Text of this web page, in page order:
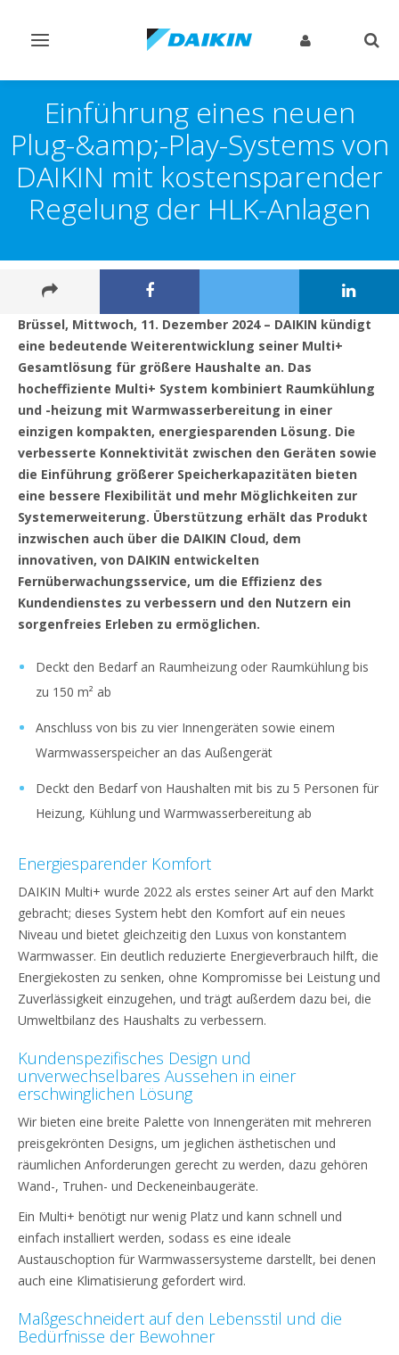
Navigation
Einführung eines neuen
Plug-&amp;-Play-Systems von
DAIKIN mit kostensparender
Regelung der HLK-Anlagen
Brüssel, Mittwoch, 11. Dezember 2024 – DAIKIN kündigt
eine bedeutende Weiterentwicklung seiner Multi+
Gesamtlösung für größere Haushalte an. Das
hocheffiziente Multi+ System kombiniert Raumkühlung
und -heizung mit Warmwasserbereitung in einer
einzigen kompakten, energiesparenden Lösung. Die
verbesserte Konnektivität zwischen den Geräten sowie
die Einführung größerer Speicherkapazitäten bieten
eine bessere Flexibilität und mehr Möglichkeiten zur
Systemerweiterung. Überstützung erhält das Produkt
inzwischen auch über die DAIKIN Cloud, dem
innovativen, von DAIKIN entwickelten
Fernüberwachungsservice, um die Effizienz des
Kundendienstes zu verbessern und den Nutzern ein
sorgenfreies Erleben zu ermöglichen.
Deckt den Bedarf an Raumheizung oder Raumkühlung bis
zu 150 m² ab
Anschluss von bis zu vier Innengeräten sowie einem
Warmwasserspeicher an das Außengerät
Deckt den Bedarf von Haushalten mit bis zu 5 Personen für
Heizung, Kühlung und Warmwasserbereitung ab
Energiesparender Komfort
DAIKIN Multi+ wurde 2022 als erstes seiner Art auf den Markt
gebracht; dieses System hebt den Komfort auf ein neues
Niveau und bietet gleichzeitig den Luxus von konstantem
Warmwasser. Ein deutlich reduzierte Energieverbrauch hilft, die
Energiekosten zu senken, ohne Kompromisse bei Leistung und
Zuverlässigkeit einzugehen, und trägt außerdem dazu bei, die
Umweltbilanz des Haushalts zu verbessern.
Kundenspezifisches Design und
unverwechselbares Aussehen in einer
erschwinglichen Lösung
Wir bieten eine breite Palette von Innengeräten mit mehreren
preisgekrönten Designs, um jeglichen ästhetischen und
räumlichen Anforderungen gerecht zu werden, dazu gehören
Wand-, Truhen- und Deckeneinbaugeräte.
Ein Multi+ benötigt nur wenig Platz und kann schnell und
einfach installiert werden, sodass es eine ideale
Austauschoption für Warmwassersysteme darstellt, bei denen
auch eine Klimatisierung gefordert wird.
Maßgeschneidert auf den Lebensstil und die
Bedürfnisse der Bewohner